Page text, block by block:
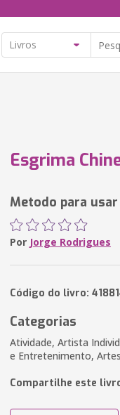
Esgrima
Metodo para usar
Por Jorge Rodrigues
Código do livro:
Categorias
Atividade, Artista
e Entretenimento, Artes
Compartilhe este